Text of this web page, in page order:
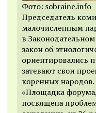
Фото: sobraine.info
Председатель
малочисленным
в
закон об
ориентировались
затевают свои
коренных народов.
«Площадка форума,
посвящена